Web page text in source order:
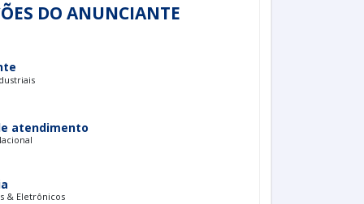
DO ANUNCIANTE
atendimento
& Eletrônicos